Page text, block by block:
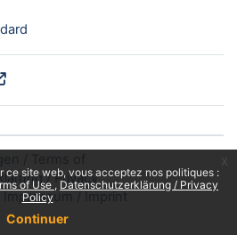
ce site web, vous acceptez nos politiques :
of Use
Datenschutzerklärung / Privacy
Policy
Continuer
/ Privacy
Impressum / Imprint